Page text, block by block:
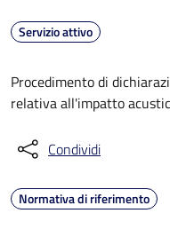
Servizio attivo
Procedimento di
relativa all'impatto
Condividi
Normativa di riferimento